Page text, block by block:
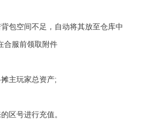
空间不足，自动将其放至仓库中
服前领取附件
主玩家总资产;
号进行充值。